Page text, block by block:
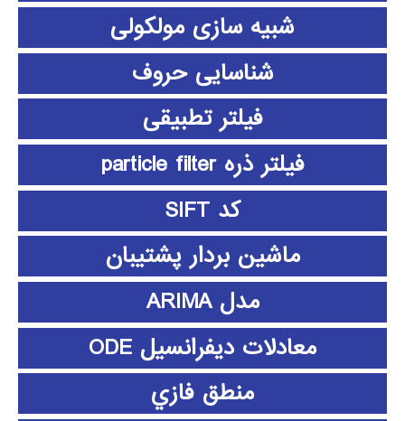
شبیه سازی مولکولی
شناسایی حروف
فیلتر تطبیقی
فیلتر ذره particle filter
کد SIFT
ماشین بردار پشتیبان
مدل ARIMA
معادلات دیفرانسیل ODE
منطق فازي